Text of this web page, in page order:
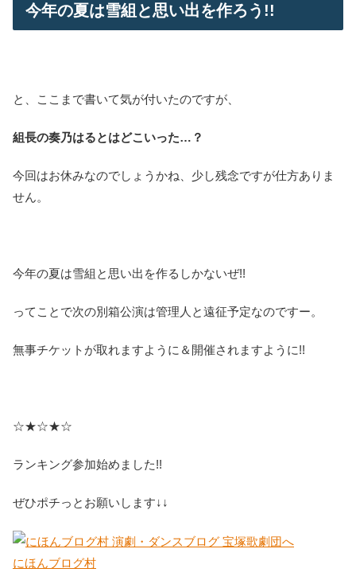
今年の夏は雪組と思い出を作ろう!!
と、ここまで書いて気が付いたのですが、
組長の奏乃はるとはどこいった…？
今回はお休みなのでしょうかね、少し残念ですが仕方ありま
せん。
今年の夏は雪組と思い出を作るしかないぜ!!
ってことで次の別箱公演は管理人と遠征予定なのですー。
無事チケットが取れますように＆開催されますように!!
☆★☆★☆
ランキング参加始めました!!
ぜひポチっとお願いします↓↓
にほんブログ村